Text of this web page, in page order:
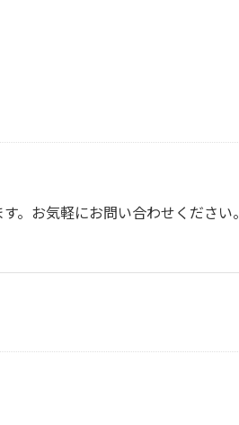
。お気軽にお問い合わせください。